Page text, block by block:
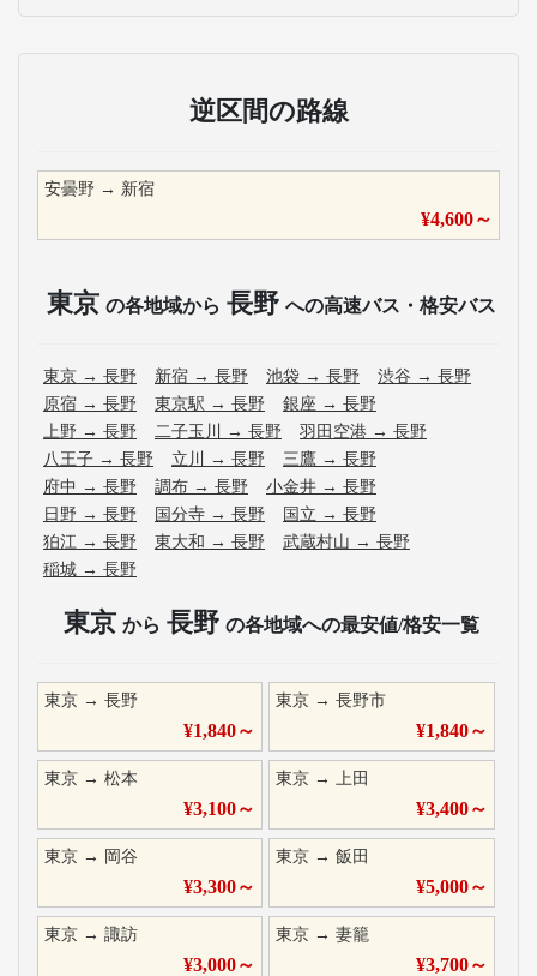
逆区間の路線
安曇野 → 新宿
¥4,600～
東京 の各地域から 長野 への高速バス・格安バス
東京 → 長野 新宿 → 長野 池袋 → 長野 渋谷 → 長野
原宿 → 長野 東京駅 → 長野 銀座 → 長野
上野 → 長野 二子玉川 → 長野 羽田空港 → 長野
八王子 → 長野 立川 → 長野 三鷹 → 長野
府中 → 長野 調布 → 長野 小金井 → 長野
日野 → 長野 国分寺 → 長野 国立 → 長野
狛江 → 長野 東大和 → 長野 武蔵村山 → 長野
稲城 → 長野
東京 から 長野 の各地域への最安値/格安一覧
東京 → 長野
¥1,840～
東京 →長野市
¥1,840～
東京 → 松本
¥3,100～
東京 →上田
¥3,400～
東京 → 岡谷
¥3,300～
東京 →飯田
¥5,000～
東京 → 諏訪
¥3,000～
東京 →妻籠
¥3,700～